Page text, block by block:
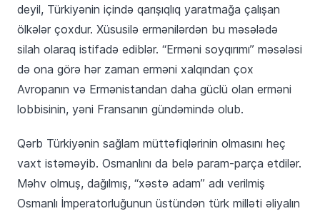
deyil, Türkiyənin içində qarışıqlıq yaratmağa çalışan
ölkələr çoxdur. Xüsusilə ermənilərdən bu məsələdə
silah olaraq istifadə ediblər. “Erməni soyqırımı” məsələsi
də ona görə hər zaman erməni xalqından çox
Avropanın və Ermənistandan daha güclü olan erməni
lobbisinin, yəni Fransanın gündəmində olub.
Qərb Türkiyənin sağlam müttəfiqlərinin olmasını heç
vaxt istəməyib. Osmanlını da belə param-parça etdilər.
Məhv olmuş, dağılmış, “xəstə adam” adı verilmiş
Osmanlı İmperatorluğunun üstündən türk milləti əliyalın